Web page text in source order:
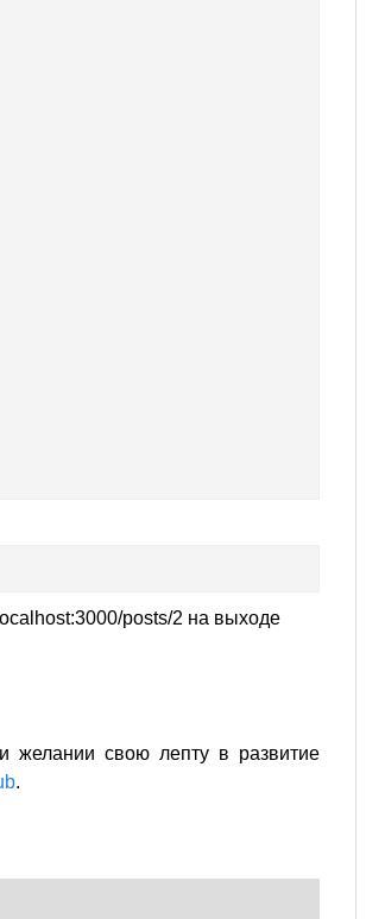
posts/2 на выходе
желании свою лепту в развитие
.